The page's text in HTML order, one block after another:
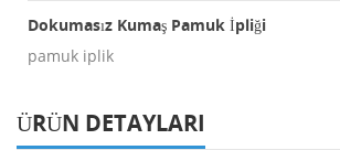
Dokumasız Kumaş Pamuk İpliği
pamuk iplik
ÜRÜN DETAYLARI